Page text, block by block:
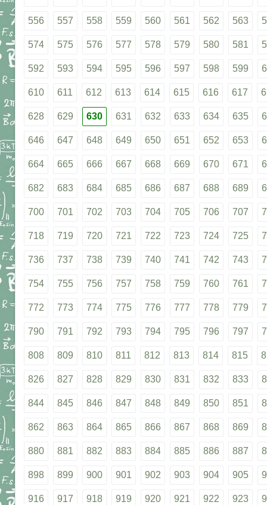
556 557 558 559 560 561 562 563
574 575 576 577 578 579 580 581
592 593 594 595 596 597 598 599
610 611 612 613 614 615 616 617
628 629 630 631 632 633 634 635
646 647 648 649 650 651 652 653
664 665 666 667 668 669 670 671
682 683 684 685 686 687 688 689
700 701 702 703 704 705 706 707
718 719 720 721 722 723 724 725
736 737 738 739 740 741 742 743
754 755 756 757 758 759 760 761
772 773 774 775 776 777 778 779
790 791 792 793 794 795 796 797
808 809 810 811 812 813 814 815
826 827 828 829 830 831 832 833
844 845 846 847 848 849 850 851
862 863 864 865 866 867 868 869
880 881 882 883 884 885 886 887
898 899 900 901 902 903 904 905
916 917 918 919 920 921 922 923